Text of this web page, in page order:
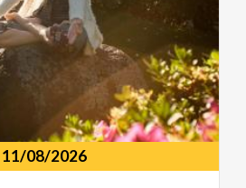
11/08/2026